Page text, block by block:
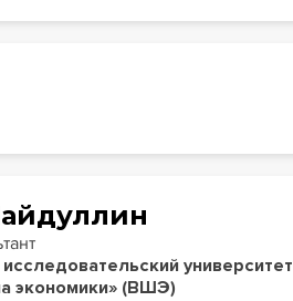
университет
экономики» (ВШЭ)